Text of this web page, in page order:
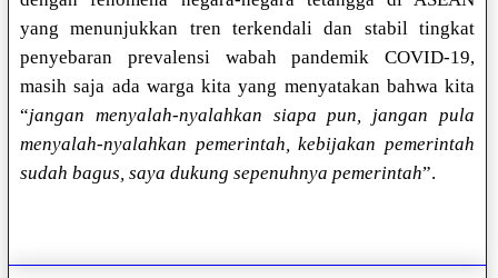
yang menunjukkan tren terkendali dan stabil tingkat
penyebaran prevalensi wabah pandemik COVID-19,
masih saja ada warga kita yang menyatakan bahwa kita
“jangan menyalah-nyalahkan siapa pun, jangan pula
menyalah-nyalahkan pemerintah, kebijakan pemerintah
sudah bagus, saya dukung sepenuhnya pemerintah”.